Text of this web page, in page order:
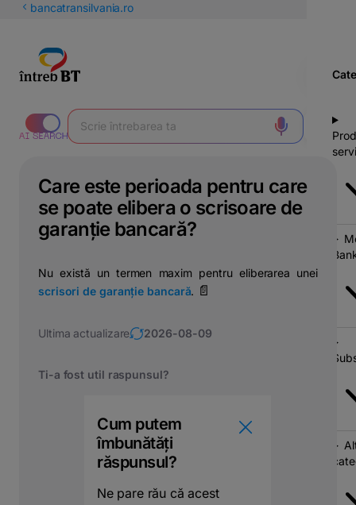
latineștibancatransilvania.ro
Care este perioada pentru care
se poate elibera o scrisoare de
garanție bancară?
Nu există un termen maxim pentru eliberarea unei
scrisori de garanție bancară. 📄
Ultima actualizare 2026-08-09
Ti-a fost util raspunsul?
Cum putem
îmbunătăți
răspunsul?
Ne pare rău că acest